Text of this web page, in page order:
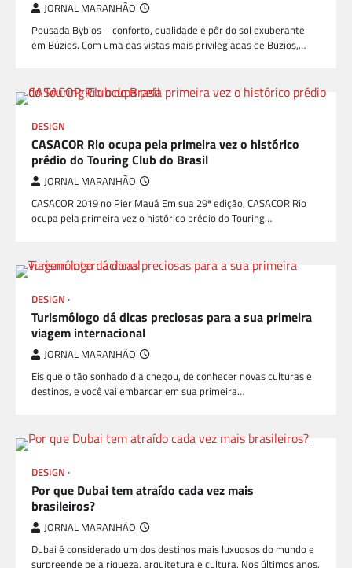
JORNAL MARANHÃO
Pousada Byblos – conforto, qualidade e pôr do sol exuberante
em Búzios. Com uma das vistas mais privilegiadas de Búzios,…
DESIGN
CASACOR Rio ocupa pela primeira vez o histórico
prédio do Touring Club do Brasil
JORNAL MARANHÃO
CASACOR 2019 no Pier Mauá Em sua 29ª edição, CASACOR Rio
ocupa pela primeira vez o histórico prédio do Touring…
DESIGN
Turismólogo dá dicas preciosas para a sua primeira
viagem internacional
JORNAL MARANHÃO
Eis que o tão sonhado dia chegou, de conhecer novas culturas e
destinos, e você vai embarcar em sua primeira…
DESIGN
Por que Dubai tem atraído cada vez mais
brasileiros?
JORNAL MARANHÃO
Dubai é considerado um dos destinos mais luxuosos do mundo e
surpreende pela riqueza, arquitetura e cultura. Nos últimos anos,